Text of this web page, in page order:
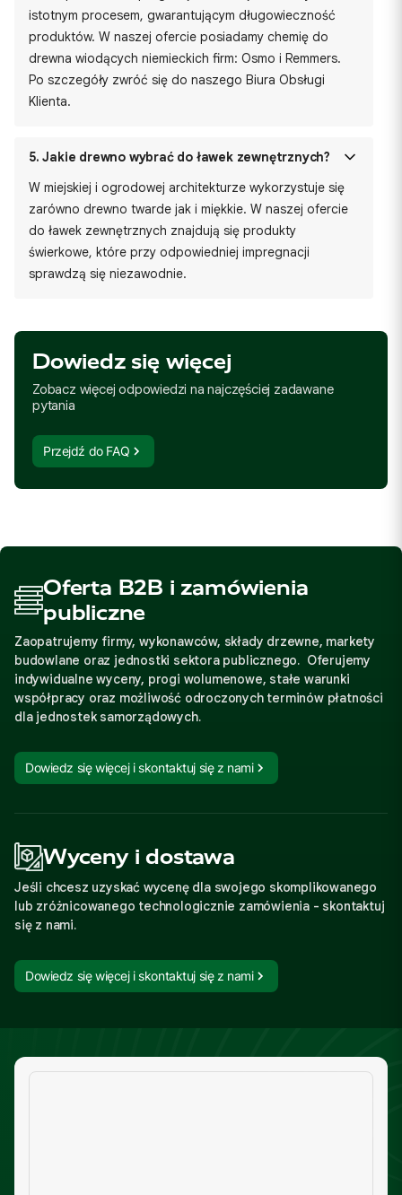
istotnym procesem, gwarantującym długowieczność
produktów. W naszej ofercie posiadamy chemię do
drewna wiodących niemieckich firm: Osmo i Remmers.
Po szczegóły zwróć się do naszego Biura Obsługi
Klienta.
5. Jakie drewno wybrać do ławek zewnętrznych?
W miejskiej i ogrodowej architekturze wykorzystuje się
zarówno drewno twarde jak i miękkie. W naszej ofercie
do ławek zewnętrznych znajdują się produkty
świerkowe, które przy odpowiedniej impregnacji
sprawdzą się niezawodnie.
Dowiedz się więcej
Zobacz więcej odpowiedzi na najczęściej zadawane
pytania
Przejdź do FAQ
Oferta B2B i zamówienia
publiczne
Zaopatrujemy firmy, wykonawców, składy drzewne, markety
budowlane oraz jednostki sektora publicznego. Oferujemy
indywidualne wyceny, progi wolumenowe, stałe warunki
współpracy oraz możliwość odroczonych terminów płatności
dla jednostek samorządowych.
Dowiedz się więcej i skontaktuj się z nami
Wyceny i dostawa
Jeśli chcesz uzyskać wycenę dla swojego skomplikowanego
lub zróżnicowanego technologicznie zamówienia - skontaktuj
się z nami.
Dowiedz się więcej i skontaktuj się z nami